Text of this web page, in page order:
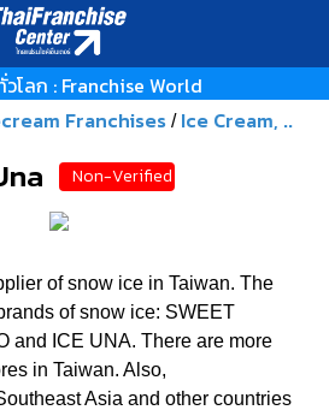
โลก : Franchise World
Franchises / Ice Cream, ..
Non-Verified
of snow ice in Taiwan. The
of snow ice: SWEET
and ICE UNA. There are more
in Taiwan. Also,
Asia and other countries